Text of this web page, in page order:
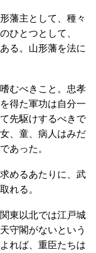
藩主として、種々
ひとつとして、
る。山形藩を法に
むべきこと。忠孝
得た軍功は自分一
先駆けするべきで
、童、病人はみだ
あった。
めるあたりに、武
れる。
東以北では江戸城
守閣がないという
れば、重臣たちは